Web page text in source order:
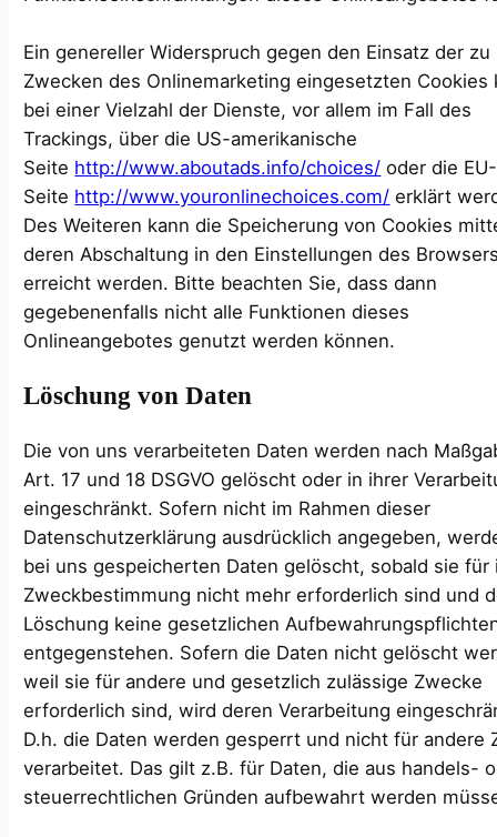
Ein genereller Widerspruch gegen den Einsatz der zu
Zwecken des Onlinemarketing eingesetzten Cookies
bei einer Vielzahl der Dienste, vor allem im Fall des
Trackings, über die US-amerikanische
Seite http://www.aboutads.info/choices/ oder die EU-
Seite http://www.youronlinechoices.com/ erklärt
Des Weiteren kann die Speicherung von Cookies
deren Abschaltung in den Einstellungen des
erreicht werden. Bitte beachten Sie, dass dann
gegebenenfalls nicht alle Funktionen dieses
Onlineangebotes genutzt werden können.
Löschung von Daten
Die von uns verarbeiteten Daten werden nach
Art. 17 und 18 DSGVO gelöscht oder in ihrer
eingeschränkt. Sofern nicht im Rahmen dieser
Datenschutzerklärung ausdrücklich angegeben,
bei uns gespeicherten Daten gelöscht, sobald sie für
Zweckbestimmung nicht mehr erforderlich sind und
Löschung keine gesetzlichen
entgegenstehen. Sofern die Daten nicht gelöscht
weil sie für andere und gesetzlich zulässige Zwecke
erforderlich sind, wird deren Verarbeitung
D.h. die Daten werden gesperrt und nicht für andere
verarbeitet. Das gilt z.B. für Daten, die aus handels-
steuerrechtlichen Gründen aufbewahrt werden